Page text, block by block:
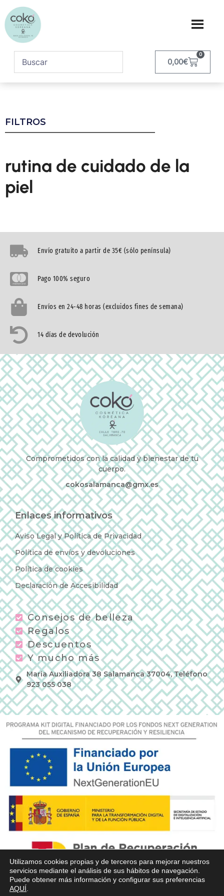
0,00€
0
FILTROS
rutina de cuidado de la
piel
Envío gratuíto a partir de 35€ (sólo península)
Pago 100% seguro
Envíos en 24-48 horas (excluidos fines de semana)
14 días de devolución
Comprometidos con la calidad y bienestar de tu
cuerpo.
cokosalamanca@gmx.es
Enlaces informativos
Aviso Legal y Política de Privacidad
Política de envíos y devoluciones
Política de cookies
Declaración de Accesibilidad
Consejos de belleza
Regalos
Descuentos
Y mucho más
Maria Auxiliadora 38 Salamanca 37004, Teléfono
923 055 038
Utilizamos cookies propias y de terceros para mejorar nuestros
servicios mediante el análisis de sus hábitos de navegación.
Puede obtener más información y configurar sus preferencias
AQUÍ